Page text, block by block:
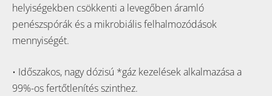
helyiségekben csökkenti a levegőben áramló
penészspórák és a mikrobiális felhalmozódások
mennyiségét.
• Időszakos, nagy dózisú *gáz kezelések alkalmazása a
99%-os fertőtlenítés szinthez.